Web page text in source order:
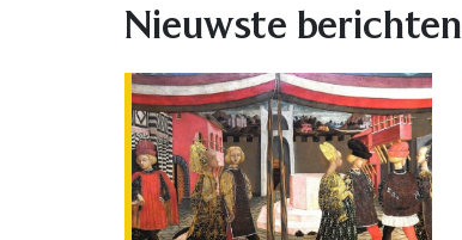
Nieuwste berichten